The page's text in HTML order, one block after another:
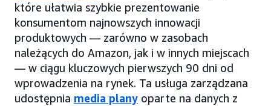
które ułatwia szybkie prezentowanie
konsumentom najnowszych innowacji
produktowych — zarówno w zasobach
należących do Amazon, jak i w innych miejscach
— w ciągu kluczowych pierwszych 90 dni od
wprowadzenia na rynek. Ta usługa zarządzana
udostępnia media plany oparte na danych z